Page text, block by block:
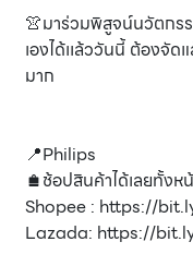
👚มาร่วมพิสูจน์นวัตกร
เองได้เเล้ววันนี้ ต้องจั
มาก
📍Philips
🛍️ช้อปสินค้าได้เลยทั้งห
Shopee : https://
Lazada: https://